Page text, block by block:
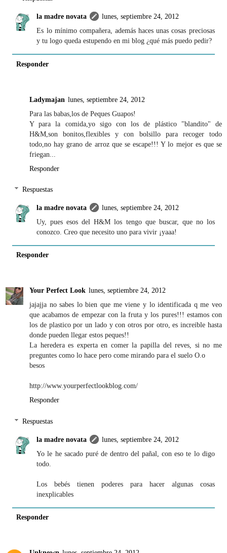
la madre novata
lunes, septiembre 24, 2012
Es lo mínimo compañera, además haces unas cosas preciosas
y tu logo queda estupendo en mi blog ¿qué más puedo pedir?
Responder
Ladymajan lunes, septiembre 24, 2012
Para las babas,los de Peques Guapos!
Y para la comida,yo sigo con los de plástico "blandito" de
H&M,son bonitos,flexibles y con bolsillo para recoger todo
todo,no hay grano de arroz que se escape!!! Y lo mejor es que se
friegan...
Responder
Respuestas
la madre novata
lunes, septiembre 24, 2012
Uy, pues esos del H&M los tengo que buscar, que no los
conozco. Creo que necesito uno para vivir ¡yaaa!
Responder
Your Perfect Look lunes, septiembre 24, 2012
jajajja no sabes lo bien que me viene y lo identificada q me veo
que acabamos de empezar con la fruta y los pures!!! estamos con
los de plastico por un lado y con otros por otro, es increible hasta
donde pueden llegar estos peques!!
La heredera es experta en comer la papilla del reves, si no me
preguntes como lo hace pero come mirando para el suelo O.o
besos
http://www.yourperfectlookblog.com/
Responder
Respuestas
la madre novata
lunes, septiembre 24, 2012
Yo le he sacado puré de dentro del pañal, con eso te lo digo
todo.
Los bebés tienen poderes para hacer algunas cosas
inexplicables
Responder